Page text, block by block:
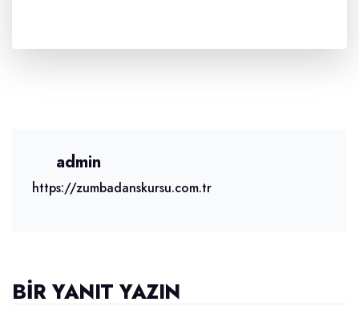
admin
https://zumbadanskursu.com.tr
BIR YANIT YAZIN